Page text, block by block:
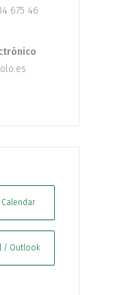
675 46
/ Outlook